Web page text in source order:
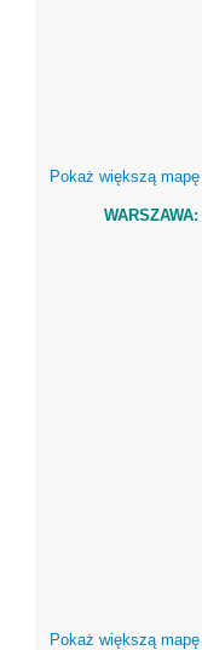
Pokaż większą mapę
WARSZAWA:
Pokaż większą mapę